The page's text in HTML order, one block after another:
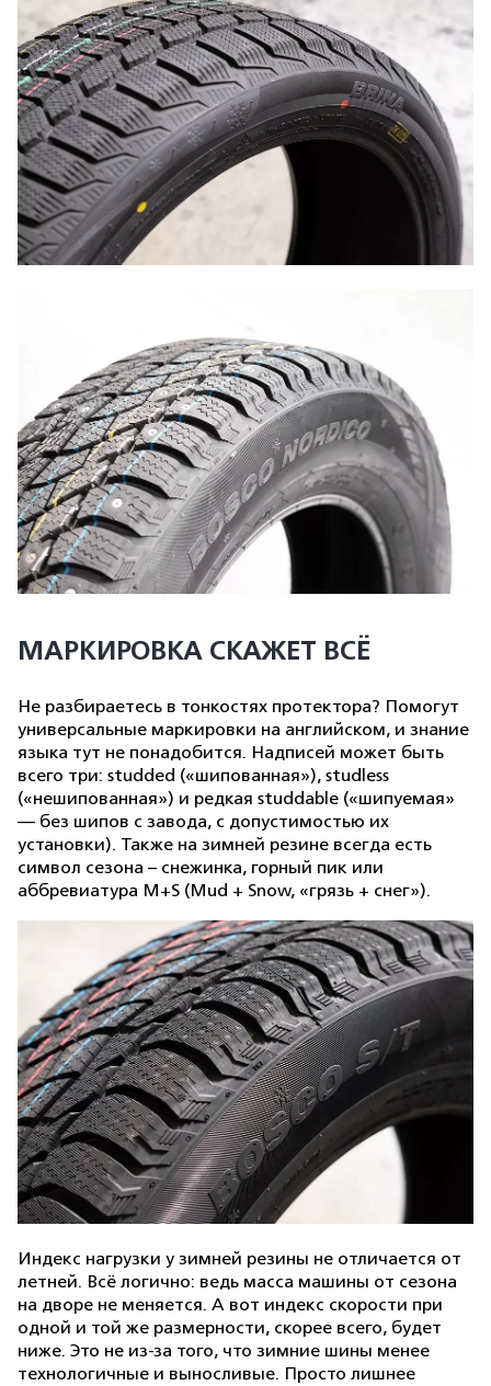
МАРКИРОВКА СКАЖЕТ ВСЁ
Не разбираетесь в тонкостях протектора? Помогут
универсальные маркировки на английском, и знание
языка тут не понадобится. Надписей может быть
всего три: studded («шипованная»), studless
(«нешипованная») и редкая studdable («шипуемая»
— без шипов с завода, с допустимостью их
установки). Также на зимней резине всегда есть
символ сезона – снежинка, горный пик или
аббревиатура M+S (Mud + Snow, «грязь + снег»).
Индекс нагрузки у зимней резины не отличается от
летней. Всё логично: ведь масса машины от сезона
на дворе не меняется. А вот индекс скорости при
одной и той же размерности, скорее всего, будет
ниже. Это не из-за того, что зимние шины менее
технологичные и выносливые. Просто лишнее